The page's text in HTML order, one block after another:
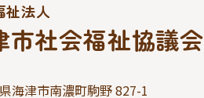
祉法人
市社会福祉協議会
海津市南濃町駒野 827-1